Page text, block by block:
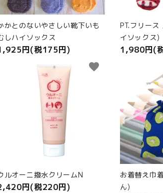
かとのないやさしい靴下いも
しハイソックス
円(税175円)
PT.フリース
イソックス)
1,980円(
ルオーニ撥水クリームN
円(税220円)
favorite
お着替え巾
ん)